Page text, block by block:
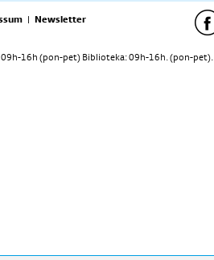
| Newsletter
09h-16h (pon-pet) Biblioteka: 09h-16h. (pon-pet).